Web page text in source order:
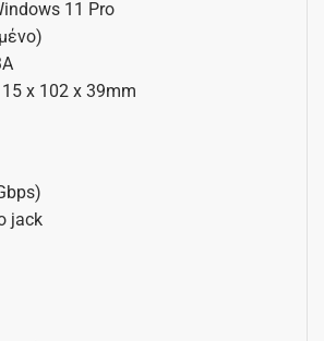
11 Pro
x 102 x 39mm
jack